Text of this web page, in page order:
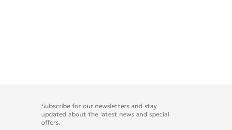
Subscribe for our newsletters and stay
updated about the latest news and special
offers.